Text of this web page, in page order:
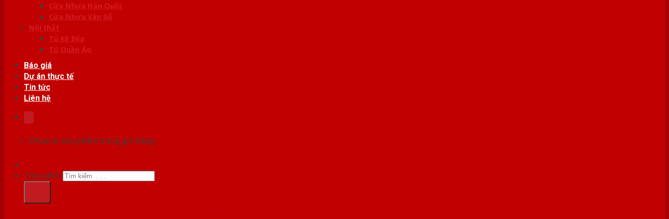
Cửa Nhựa Hàn Quốc
Cửa Nhựa Vân Gỗ
Nội thất
Tủ Kệ Bếp
Tủ Quần Áo
Báo giá
Dự án thực tế
Tin tức
Liên hệ
Chưa có sản phẩm trong giỏ hàng.
Tìm kiếm: